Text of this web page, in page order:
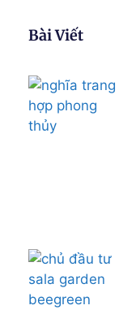
Bài Viết